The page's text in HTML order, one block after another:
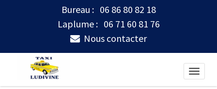
Bureau : 06 86 80 82 18
Laplume : 06 71 60 81 76
Nous contacter
Toggle